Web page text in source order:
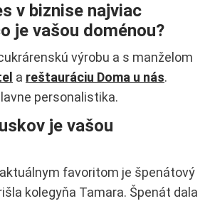
v biznise najviac
je vašou doménou?
výrobu a s manželom
a reštauráciu Doma u nás.
personalistika.
je vašou
favoritom je špenátový
kolegyňa Tamara. Špenát dala